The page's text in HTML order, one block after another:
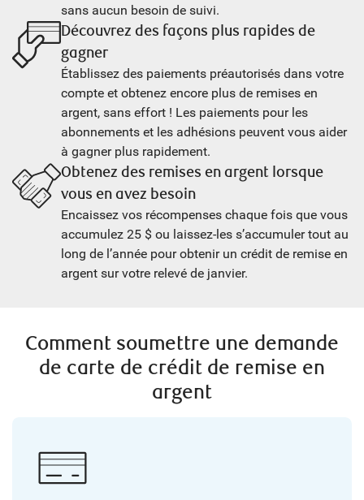
sans aucun besoin de suivi.
Découvrez des façons plus rapides de
gagner
Établissez des paiements préautorisés dans votre
compte et obtenez encore plus de remises en
argent, sans effort ! Les paiements pour les
abonnements et les adhésions peuvent vous aider
à gagner plus rapidement.
Obtenez des remises en argent lorsque
vous en avez besoin
Encaissez vos récompenses chaque fois que vous
accumulez 25 $ ou laissez-les s’accumuler tout au
long de l’année pour obtenir un crédit de remise en
argent sur votre relevé de janvier.
Comment soumettre une demande
de carte de crédit de remise en
argent